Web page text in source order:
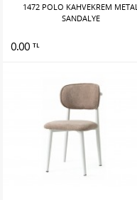
1472 POLO KAHVEKREM METAL
SANDALYE
0.00 TL